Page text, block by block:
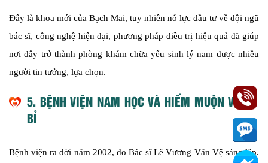
Đây là khoa mới của Bạch Mai, tuy nhiên nỗ lực đầu tư về đội ngũ
bác sĩ, công nghệ hiện đại, phương pháp điều trị hiệu quả đã giúp
nơi đây trở thành phòng khám chữa yếu sinh lý nam được nhiều
người tin tưởng, lựa chọn.
5. BỆNH VIỆN NAM HỌC VÀ HIẾM MUỘN VIỆT –
BỈ
Bệnh viện ra đời năm 2002, do Bác sĩ Lê Vương Văn Vệ sáng lập.